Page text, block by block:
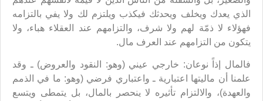
الذي يعدك ويخلف ويحدثك فيكذب ويلتزم لك ولا يفي بالتزامه
فهؤلاء لا ذمّة لهم ولا شرف، والتزامهم عند العقلاء هباء، ولا
يتكون من التزامهم عند العرف مال.
فالمال إذاً نوعان: خارجي عيني (وهو: النقود والعروض) ـ وقد
علمنا أن ماليتها اعتبارية ـ واعتباري فرضي (وهو: ما في الذمم
والعهدة)، والالتزام تأثيره لا ينحصر بالمال، بل يتمطى ويتسع